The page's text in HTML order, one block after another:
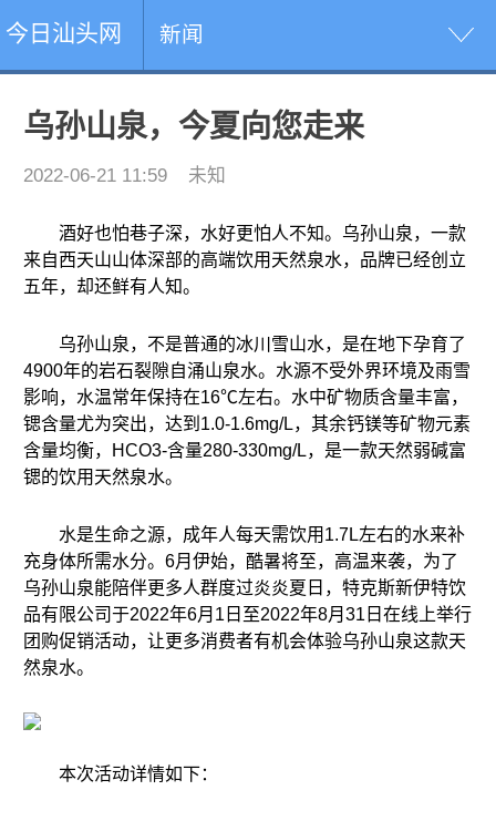
今日汕头网 新闻
乌孙山泉，今夏向您走来
2022-06-21 11:59 未知
酒好也怕巷子深，水好更怕人不知。乌孙山泉，一款
来自西天山山体深部的高端饮用天然泉水，品牌已经创立
五年，却还鲜有人知。
乌孙山泉，不是普通的冰川雪山水，是在地下孕育了
4900年的岩石裂隙自涌山泉水。水源不受外界环境及雨雪
影响，水温常年保持在16℃左右。水中矿物质含量丰富，
锶含量尤为突出，达到1.0-1.6mg/L，其余钙镁等矿物元素
含量均衡，HCO3-含量280-330mg/L，是一款天然弱碱富
锶的饮用天然泉水。
水是生命之源，成年人每天需饮用1.7L左右的水来补
充身体所需水分。6月伊始，酷暑将至，高温来袭，为了
乌孙山泉能陪伴更多人群度过炎炎夏日，特克斯新伊特饮
品有限公司于2022年6月1日至2022年8月31日在线上举行
团购促销活动，让更多消费者有机会体验乌孙山泉这款天
然泉水。
本次活动详情如下：